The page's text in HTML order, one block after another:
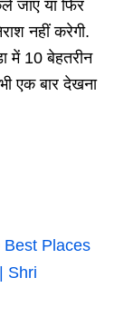
जाएं या फिर
नहीं करेगी.
में 10 बेहतरीन
एक बार देखना
Best Places
Shri